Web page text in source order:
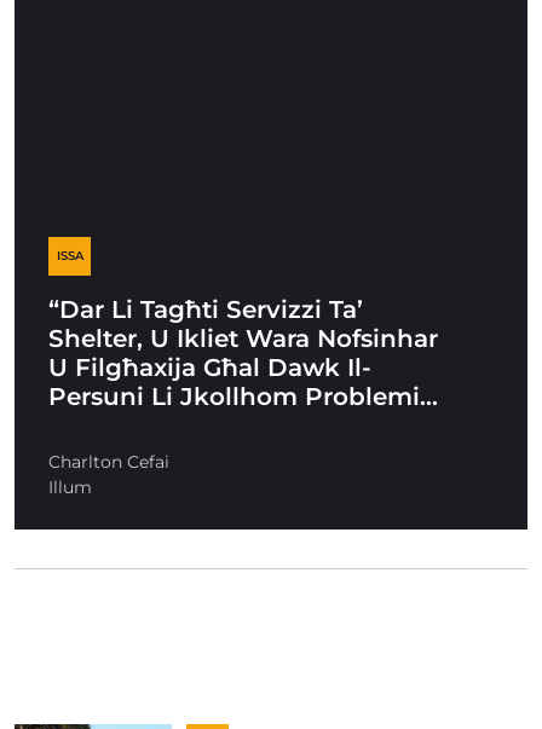
ISSA
“Dar Li Tagħti Servizzi Ta’
Shelter, U Ikliet Wara Nofsinhar
U Filgħaxija Għal Dawk Il-
Persuni Li Jkollhom Problemi…
Charlton Cefai
Illum